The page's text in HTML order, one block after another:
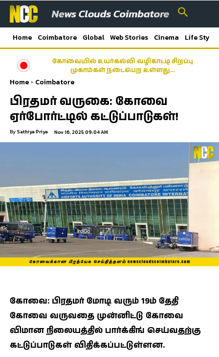
Home Coimbatore Global Web Stories Cinema Life Style
கோவையில் உயர்கல்வி வழிகாட்டி சிறப்பு
முகாம்கள் நடைபெற உள்ளது…
Home Coimbatore
பிரதமர் வருகை: கோவை
ஏர்போர்ட்டில் கட்டுப்பாடுகள்!
By Sathiya Priya Nov 16, 2025 09:04 AM
கோவை: பிரதமர் மோடி வரும் 19ம் தேதி
கோவை வருவதை முன்னிட்டு கோவை
விமான நிலையத்தில் பார்க்கிங் செய்வதற்கு
கட்டுப்பாடுகள் விதிக்கப்பட்டுள்ளன.